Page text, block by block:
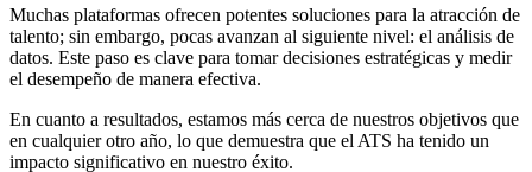
Muchas plataformas ofrecen potentes soluciones para la atracción de
talento; sin embargo, pocas avanzan al siguiente nivel: el análisis de
datos. Este paso es clave para tomar decisiones estratégicas y medir
el desempeño de manera efectiva.
En cuanto a resultados, estamos más cerca de nuestros objetivos que
en cualquier otro año, lo que demuestra que el ATS ha tenido un
impacto significativo en nuestro éxito.